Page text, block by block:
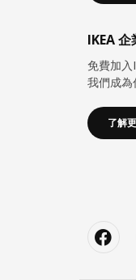
IKEA
免費加入
我們成為
了解